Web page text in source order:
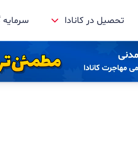
تحصیل در کانادا سرمایه